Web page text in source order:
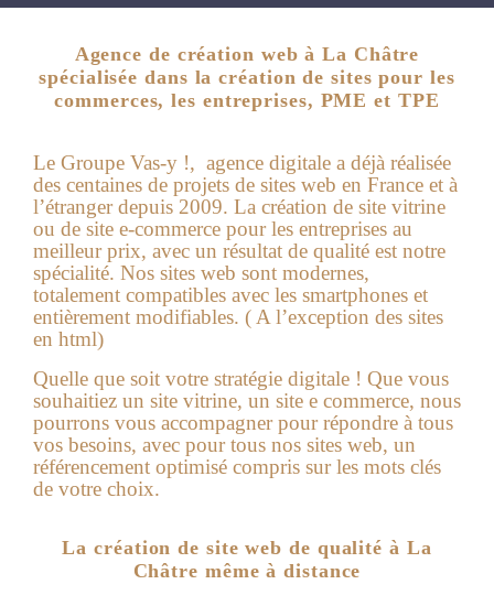
Agence de création web à La Châtre
spécialisée dans la création de sites pour les
commerces, les entreprises, PME et TPE
Le Groupe Vas-y !, agence digitale a déjà réalisée
des centaines de projets de sites web en France et à
l’étranger depuis 2009. La création de site vitrine
ou de site e-commerce pour les entreprises au
meilleur prix, avec un résultat de qualité est notre
spécialité. Nos sites web sont modernes,
totalement compatibles avec les smartphones et
entièrement modifiables. ( A l’exception des sites
en html)
Quelle que soit votre stratégie digitale ! Que vous
souhaitiez un site vitrine, un site e commerce, nous
pourrons vous accompagner pour répondre à tous
vos besoins, avec pour tous nos sites web, un
référencement optimisé compris sur les mots clés
de votre choix.
La création de site web de qualité à La
Châtre même à distance